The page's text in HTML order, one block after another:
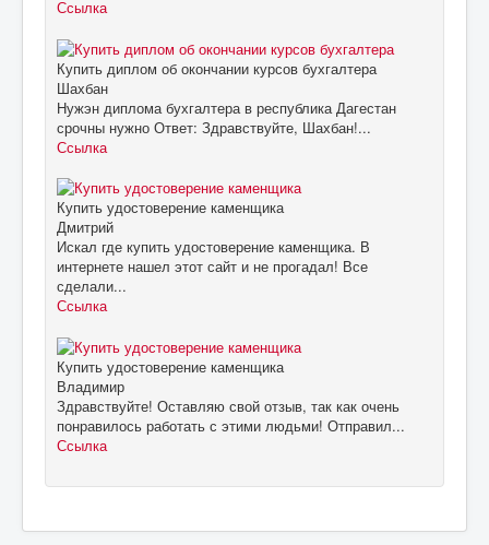
Ссылка
Купить диплом об окончании курсов бухгалтера
Шахбан
Нужэн диплома бухгалтера в республика Дагестан
срочны нужно Ответ: Здравствуйте, Шахбан!...
Ссылка
Купить удостоверение каменщика
Дмитрий
Искал где купить удостоверение каменщика. В
интернете нашел этот сайт и не прогадал! Все
сделали...
Ссылка
Купить удостоверение каменщика
Владимир
Здравствуйте! Оставляю свой отзыв, так как очень
понравилось работать с этими людьми! Отправил...
Ссылка